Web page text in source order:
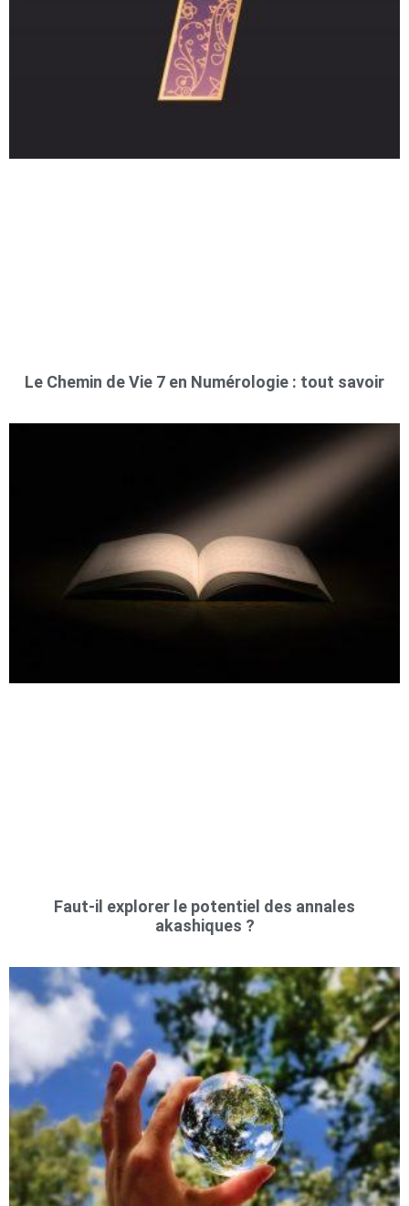
Le Chemin de Vie 7 en Numérologie : tout savoir
Faut-il explorer le potentiel des annales
akashiques ?